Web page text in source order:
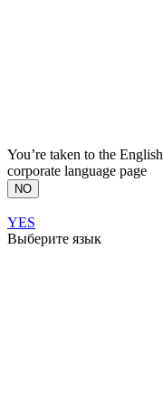
You’re taken to the English
corporate language page
NO
YES
Выберите язык